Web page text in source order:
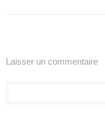
Laisser un commentaire